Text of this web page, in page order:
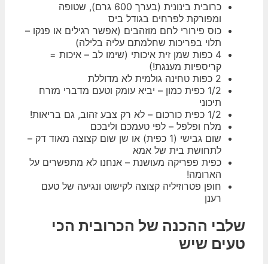
כרובית בינונית (בערך 600 גרם), שטופה
ומפורקת לפרחים בגודל ביס
כוס פירורי לחם מוזהבים (אפשר רגילים או פנקו –
תלוי בפריכות שחלמתם עליה בלילה)
4 כפות שמן זית איכותי (שימו לב – איכות =
קריספיות מענגת!)
2 כפות טחינה גולמית לא מדוללת
1/2 כפית כמון – יביא עומק וטעם מדברי מזרח
תיכוני
1/2 כפית כורכום – לא רק צבע זהוב, גם בריאות!
מלח ופלפל – לפי טעמכם וליבכם
שום גבישי (1 כפית) או שן שום קצוצה מאוד דק –
לתחושת בית של אמא
כפית פפריקה מעושנת – אנחנו לא מתפשרים על
הארומה!
חופן פטרוזיליה קצוצה לקישוט ונגיעה של טעם
רענן
שלבי ההכנה של הכרובית הכי
טעים שיש